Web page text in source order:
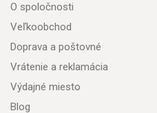
O spoločnosti
Veľkoobchod
Doprava a poštovné
Vrátenie a reklamácia
Výdajné miesto
Blog